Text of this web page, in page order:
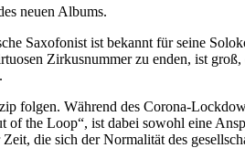
neuen Albums.
Saxofonist ist bekannt für seine
Zirkusnummer zu enden, ist
folgen. Während des Corona-
the Loop“, ist dabei sowohl eine
die sich der Normalität des